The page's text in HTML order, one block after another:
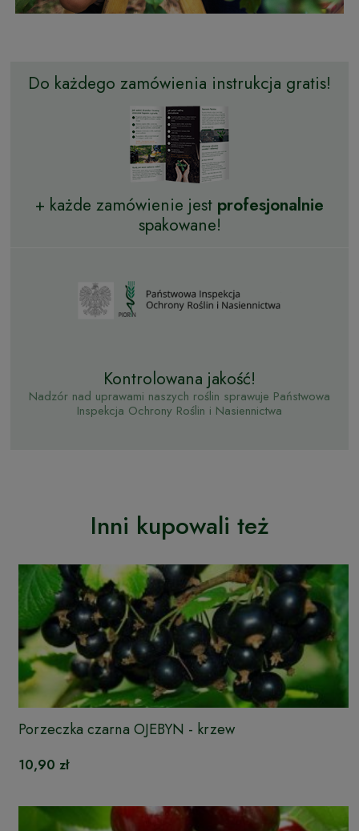
Do każdego zamówienia instrukcja gratis!
+ każde zamówienie jest profesjonalnie
spakowane!
Kontrolowana jakość!
Nadzór nad uprawami naszych roślin sprawuje Państwowa
Inspekcja Ochrony Roślin i Nasiennictwa
Inni kupowali też
Porzeczka czarna OJEBYN - krzew
10,90 zł